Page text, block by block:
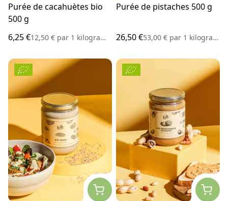
Purée de cacahuètes bio
500 g
6,25 €12,50 € par 1 kilogramme
Purée de pistaches 500 g
26,50 €53,00 € par 1 kilogramme